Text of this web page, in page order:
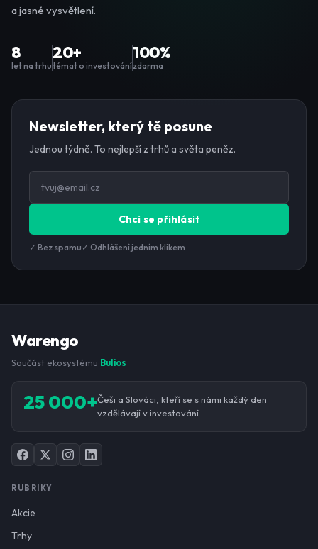
a jasné vysvětlení.
8
let na trhu
20+
témat o investování
100%
zdarma
Newsletter, který tě posune
Jednou týdně. To nejlepší z trhů a světa peněz.
Chci se přihlásit
✓ Bez spamu ✓ Odhlášení jedním klikem
Warengo
Součást ekosystému Bulios
25 000+Češi a Slováci, kteří se s námi každý den
vzdělávají v investování.
RUBRIKY
Akcie
Trhy